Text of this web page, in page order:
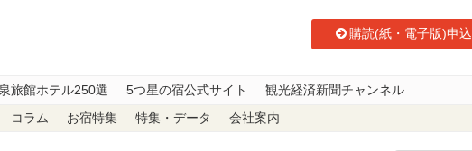
購読(紙・電子版)申込
旅館ホテル250選 5つ星の宿公式サイト 観光経済新聞チャンネル
コラム お宿特集 特集・データ 会社案内